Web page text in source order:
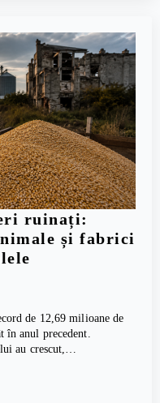
ruinați:
și fabrici
de 12,69 milioane de
în anul precedent.
au crescut,…